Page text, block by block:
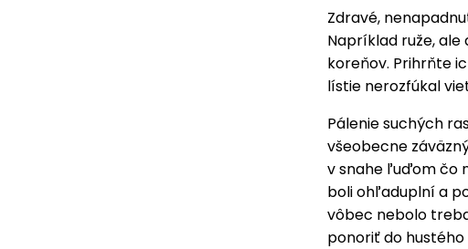
Zdravé,
Napríklad ruže,
koreňov. Prihrňte
lístie nerozfúkal
Pálenie suchých
všeobecne
v snahe ľuďom čo
boli ohľaduplní a
vôbec nebolo
ponoriť do